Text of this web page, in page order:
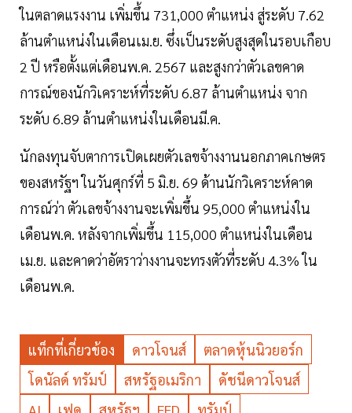
ในตลาดแรงงาน เพิ่มขึ้น 731,000 ตำแหน่ง สู่ระดับ 7.62
ล้านตำแหน่งในเดือนเม.ย. ซึ่งเป็นระดับสูงสุดในรอบเกือบ
2 ปี หรือตั้งแต่เดือนพ.ค. 2567 และสูงกว่าตัวเลขคาด
การณ์ของนักวิเคราะห์ที่ระดับ 6.87 ล้านตำแหน่ง จาก
ระดับ 6.89 ล้านตำแหน่งในเดือนมี.ค.
นักลงทุนจับตาการเปิดเผยตัวเลขจ้างงานนอกภาคเกษตร
ของสหรัฐฯ ในวันศุกร์ที่ 5 มิ.ย. 69 ด้านนักวิเคราะห์คาด
การณ์ว่า ตัวเลขจ้างงานจะเพิ่มขึ้น 95,000 ตำแหน่งใน
เดือนพ.ค. หลังจากเพิ่มขึ้น 115,000 ตำแหน่งในเดือน
เม.ย. และคาดว่าอัตราว่างงานจะทรงตัวที่ระดับ 4.3% ใน
เดือนพ.ค.
แท็กที่เกี่ยวข้อง ดาวโจนส์
ตลาดหุ้นนิวยอร์ก
โดนัลด์ ทรัมป์
สหรัฐอเมริกา
ดัชนีดาวโจนส์